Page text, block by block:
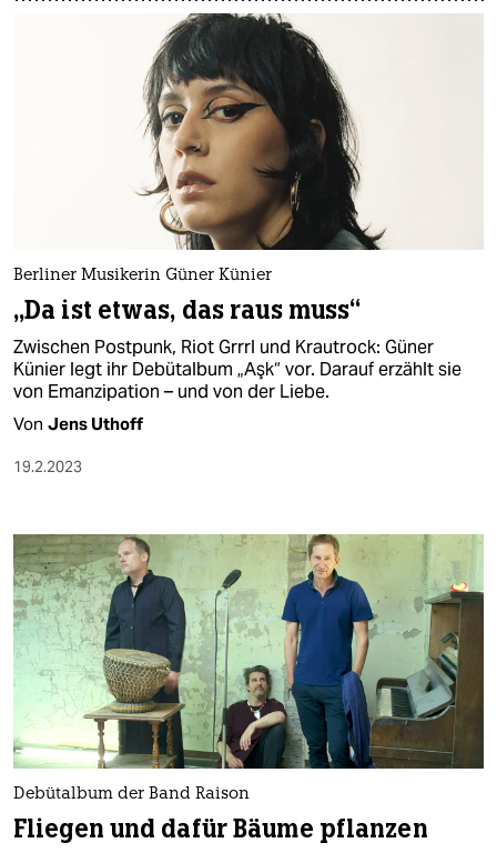
Berliner Musikerin Güner Künier
„Da ist etwas, das raus muss“
Zwischen Postpunk, Riot Grrrl und Krautrock: Güner
Künier legt ihr Debütalbum „Aşk“ vor. Darauf erzählt sie
von Emanzipation – und von der Liebe.
Von Jens Uthoff
19.2.2023
Debütalbum der Band Raison
Fliegen und dafür Bäume pflanzen